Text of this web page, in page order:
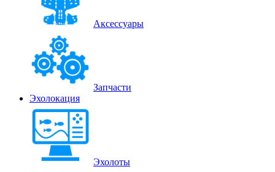
Аксессуары
Запчасти
Эхолокация
Эхолоты